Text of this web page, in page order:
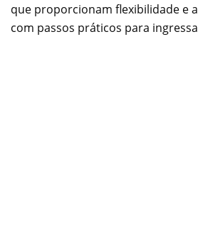
que proporcionam flexibilidade e
com passos práticos para